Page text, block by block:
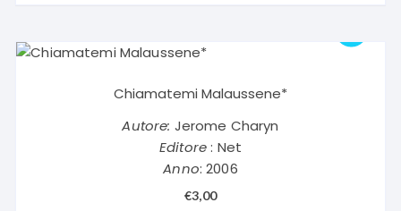
Chiamatemi Malaussene*
Autore: Jerome Charyn
Editore: Net
Anno: 2006
€3,00